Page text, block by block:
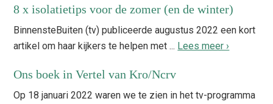
8 x isolatietips voor de zomer (en de winter)
BinnensteBuiten (tv) publiceerde augustus 2022 een kort
artikel om haar kijkers te helpen met ... Lees meer ›
Ons boek in Vertel van Kro/Ncrv
Op 18 januari 2022 waren we te zien in het tv-programma